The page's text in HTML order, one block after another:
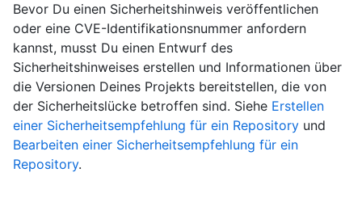
Bevor Du einen Sicherheitshinweis veröffentlichen
oder eine CVE-Identifikationsnummer anfordern
kannst, musst Du einen Entwurf des
Sicherheitshinweises erstellen und Informationen über
die Versionen Deines Projekts bereitstellen, die von
der Sicherheitslücke betroffen sind. Siehe Erstellen
einer Sicherheitsempfehlung für ein Repository und
Bearbeiten einer Sicherheitsempfehlung für ein
Repository.